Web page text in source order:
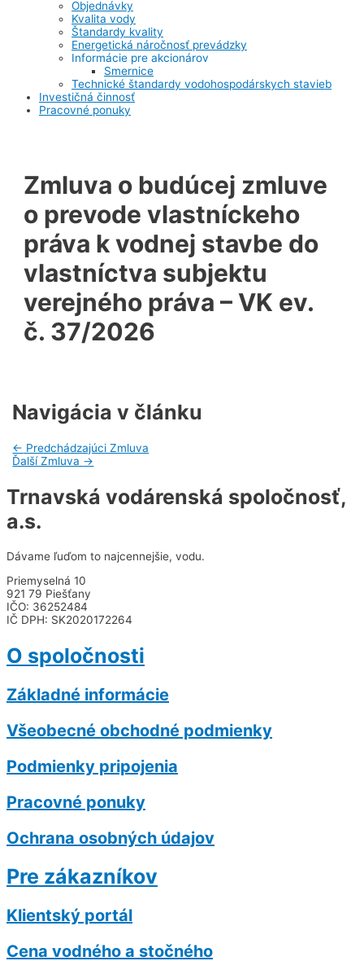
Objednávky
Kvalita vody
Štandardy kvality
Energetická náročnosť prevádzky
Informácie pre akcionárov
Smernice
Technické štandardy vodohospodárskych stavieb
Investičná činnosť
Pracovné ponuky
Zmluva o budúcej zmluve
o prevode vlastníckeho
práva k vodnej stavbe do
vlastníctva subjektu
verejného práva – VK ev.
č. 37/2026
Navigácia v článku
← Predchádzajúci Zmluva
Ďalší Zmluva →
Trnavská vodárenská spoločnosť,
a.s.
Dávame ľuďom to najcennejšie, vodu.
Priemyselná 10
921 79 Piešťany
IČO: 36252484
IČ DPH: SK2020172264
O spoločnosti
Základné informácie
Všeobecné obchodné podmienky
Podmienky pripojenia
Pracovné ponuky
Ochrana osobných údajov
Pre zákazníkov
Klientský portál
Cena vodného a stočného